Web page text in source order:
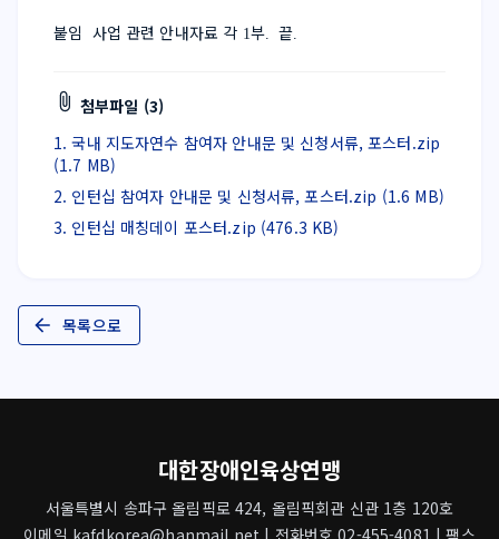
붙임  사업 관련 안내자료 각 1부. 끝.
첨부파일 (3)
1. 국내 지도자연수 참여자 안내문 및 신청서류, 포스터.zip
(1.7 MB)
2. 인턴십 참여자 안내문 및 신청서류, 포스터.zip (1.6 MB)
3. 인턴십 매칭데이 포스터.zip (476.3 KB)
목록으로
대한장애인육상연맹
서울특별시 송파구 올림픽로 424, 올림픽회관 신관 1층 120호
이메일 kafdkorea@hanmail.net | 전화번호 02-455-4081 | 팩스